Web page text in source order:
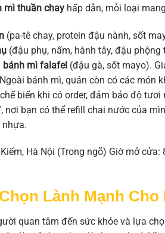
mì thuần chay hấp dẫn, mỗi loại
(pa-tê chay, protein đậu nành, sốt
(đậu phụ, nấm, hành tây, đậu phộng
bánh mì falafel (đậu gà, sốt mayo).
bánh mì, quán còn có các món
biến khi có order, đảm bảo độ
nơi bạn có thể refill chai nước của
nhựa.
Hà Nội (Trong ngõ) Giờ mở
Lành Mạnh
quan tâm đến sức khỏe và lựa